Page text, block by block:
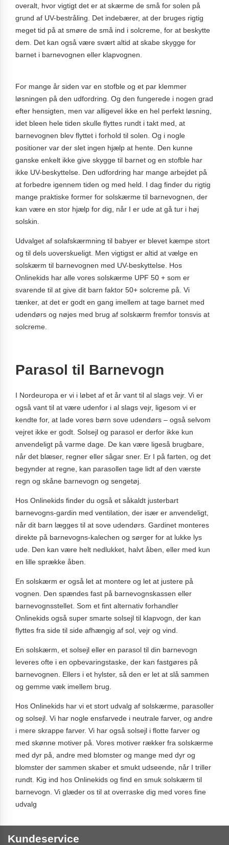
overalt, hvor vigtigt det er at skærme de små for solen på
grund af UV-bestråling. Det indebærer, at der bruges rigtig
meget tid på at smøre de små ind i solcreme, for at beskytte
dem. Det kan også være svært altid at skabe skygge for
barnet i barnevognen eller klapvognen.
For mange år siden var en stofble og et par klemmer
løsningen på den udfordring. Og den fungerede i nogen grad
efter hensigten, men var alligevel ikke en hel perfekt løsning,
idet bleen hele tiden skulle flyttes rundt i takt med, at
barnevognen blev flyttet i forhold til solen. Og i nogle
positioner var der slet ingen hjælp at hente. Den kunne
ganske enkelt ikke give skygge til barnet og en stofble har
ikke UV-beskyttelse. Den udfordring har mange arbejdet på
at forbedre igennem tiden og med held. I dag finder du rigtig
mange praktiske former for solskærme til barnevognen, der
kan være en stor hjælp for dig, når I er ude at gå tur i høj
solskin.
Udvalget af solafskærmning til babyer er blevet kæmpe stort
og til dels uoverskueligt. Men vigtigst er altid at vælge en
solskærm til barnevognen med UV-beskyttelse. Hos
Onlinekids har alle vores solskærme UPF 50 + som er
svarende til at give dit barn faktor 50+ solcreme på. Vi
tænker, at det er godt en gang imellem at tage barnet med
udendørs og nøjes med brug af solskærm fremfor tonsvis at
solcreme.
Parasol til Barnevogn
I Nordeuropa er vi i løbet af et år vant til al slags vejr. Vi er
også vant til at være udenfor i al slags vejr, ligesom vi er
kendte for, at lade vores børn sove udendørs – også selvom
vejret ikke er godt. Solsejl og parasol er derfor ikke kun
anvendeligt på varme dage. De kan være ligeså brugbare,
når det blæser, regner eller sågar sner. Er I på farten, og det
begynder at regne, kan parasollen tage lidt af den værste
regn og skåne barnevogn og sengetøj.
Hos Onlinekids finder du også et såkaldt justerbart
barnevogns-gardin med ventilation, der især er anvendeligt,
når dit barn lægges til at sove udendørs. Gardinet monteres
direkte på barnevogns-kalechen og sørger for at lukke lys
ude. Den kan være helt nedlukket, halvt åben, eller med kun
en lille sprække åben.
En solskærm er også let at montere og let at justere på
vognen. Den spændes fast på barnevognskassen eller
barnevognsstellet. Som et fint alternativ forhandler
Onlinekids også super smarte solsejl til klapvogn, der kan
flyttes fra side til side afhængig af sol, vejr og vind.
En solskærm, et solsejl eller en parasol til din barnevogn
leveres ofte i en opbevaringstaske, der kan fastgøres på
barnevognen. Ellers i et hylster, så den er let at slå sammen
og gemme væk imellem brug.
Hos Onlinekids har vi et stort udvalg af solskærme, parasoller
og solsejl. Vi har nogle ensfarvede i neutrale farver, og andre
i mere skrappe farver. Vi har også solsejl i flotte farver og
med skønne motiver på. Vores motiver rækker fra solskærme
med dyr på, andre med blomster og mange med dyr og
blomster der sammen skaber et smukt udseende, når I triller
rundt. Kig ind hos Onlinekids og find en smuk solskærm til
barnevogn. Vi glæder os til at overraske dig med vores fine
udvalg
Kundeservice